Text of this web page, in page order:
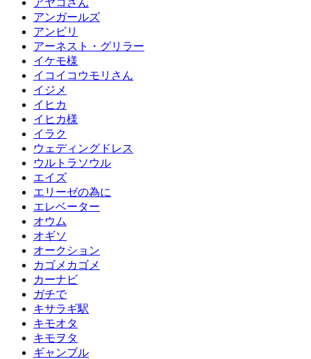
アンガールズ
アンビリ
アーネスト・グリラー
イケモ様
イコイコウモリさん
イジメ
イヒカ
イヒカ様
イラク
ウェディングドレス
ウルトラソウル
エイズ
エリーゼの為に
エレベーター
オウム
オギソ
オークション
カゴメカゴメ
カーナビ
ガチで
キサラギ駅
キモオタ
キモヲタ
ギャンブル